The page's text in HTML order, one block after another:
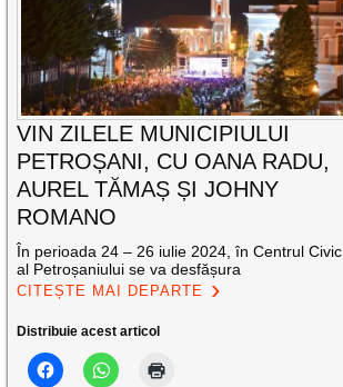
VIN ZILELE MUNICIPIULUI
PETROȘANI, CU OANA RADU,
AUREL TĂMAȘ ȘI JOHNY
ROMANO
În perioada 24 – 26 iulie 2024, în Centrul Civic
al Petroșaniului se va desfășura
CITEȘTE MAI DEPARTE
Distribuie acest articol